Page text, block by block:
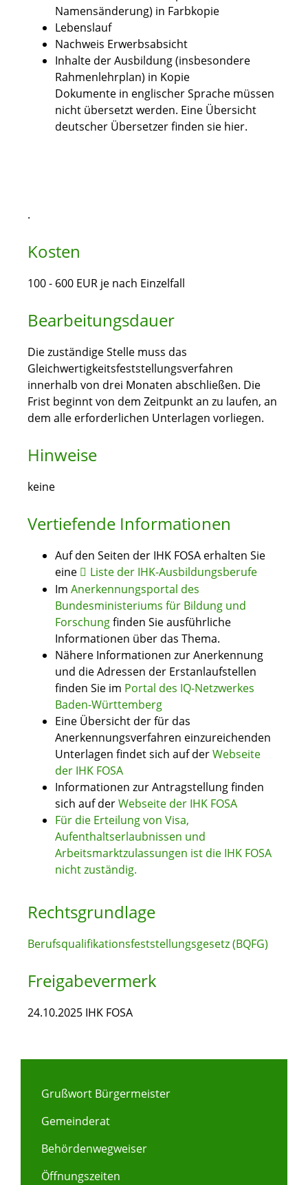
Namensänderung) in Farbkopie
Lebenslauf
Nachweis Erwerbsabsicht
Inhalte der Ausbildung (insbesondere
Rahmenlehrplan) in Kopie
Dokumente in englischer Sprache müssen
nicht übersetzt werden. Eine Übersicht
deutscher Übersetzer finden sie hier.
.
Kosten
100 - 600 EUR je nach Einzelfall
Bearbeitungsdauer
Die zuständige Stelle muss das
Gleichwertigkeitsfeststellungsverfahren
innerhalb von drei Monaten abschließen. Die
Frist beginnt von dem Zeitpunkt an zu laufen, an
dem alle erforderlichen Unterlagen vorliegen.
Hinweise
keine
Vertiefende Informationen
Auf den Seiten der IHK FOSA erhalten Sie
eine
Liste der IHK-Ausbildungsberufe
Im Anerkennungsportal des
Bundesministeriums für Bildung und
Forschungfinden Sie ausführliche
Informationen über das Thema.
Nähere Informationen zur Anerkennung
und die Adressen der Erstanlaufstellen
finden Sie im Portal des IQ-Netzwerkes
Baden-Württemberg
Eine Übersicht der für das
Anerkennungsverfahren einzureichenden
Unterlagen findet sich auf derWebseite
der IHK FOSA
Informationen zur Antragstellung finden
sich auf derWebseite der IHK FOSA
Für die Erteilung von Visa,
Aufenthaltserlaubnissen und
Arbeitsmarktzulassungen ist die IHK FOSA
nicht zuständig.
Rechtsgrundlage
Berufsqualifikationsfeststellungsgesetz (BQFG)
Freigabevermerk
24.10.2025 IHK FOSA
Grußwort Bürgermeister
Gemeinderat
Behördenwegweiser
Öffnungszeiten